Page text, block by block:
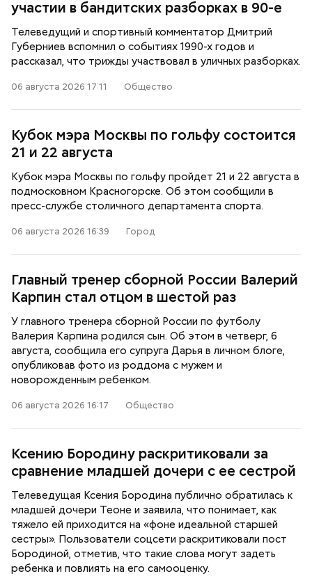
участии в бандитских разборках в 90-е
Телеведущий и спортивный комментатор Дмитрий
Губерниев вспомнил о событиях 1990-х годов и
рассказал, что трижды участвовал в уличных разборках.
06 августа 2026 17:11 Общество
Кубок мэра Москвы по гольфу состоится
21 и 22 августа
Кубок мэра Москвы по гольфу пройдет 21 и 22 августа в
подмосковном Красногорске. Об этом сообщили в
пресс-службе столичного департамента спорта.
06 августа 2026 16:39 Город
Главный тренер сборной России Валерий
Карпин стал отцом в шестой раз
У главного тренера сборной России по футболу
Валерия Карпина родился сын. Об этом в четверг, 6
августа, сообщила его супруга Дарья в личном блоге,
опубликовав фото из роддома с мужем и
новорожденным ребенком.
06 августа 2026 16:17 Общество
Ксению Бородину раскритиковали за
сравнение младшей дочери с ее сестрой
Телеведущая Ксения Бородина публично обратилась к
младшей дочери Теоне и заявила, что понимает, как
тяжело ей приходится на «фоне идеальной старшей
сестры». Пользователи соцсети раскритиковали пост
Бородиной, отметив, что такие слова могут задеть
ребенка и повлиять на его самооценку.